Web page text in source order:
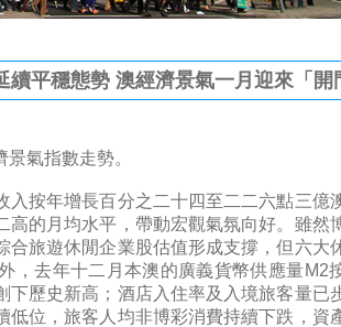
平穩態勢 澳經濟景氣一月迎來「開
氣指數走勢。
按年增長百分之二十四至二二六點三億
高的月均水平，帶動宏觀氣氛向好。雖然
合旅遊休閒企業股估值形成支撐，但六大
，去年十二月本澳的廣義貨幣供應量M2
歷史新高；酒店入住率及入境旅客量已
位，旅客人均非博彩消費持續下跌，資